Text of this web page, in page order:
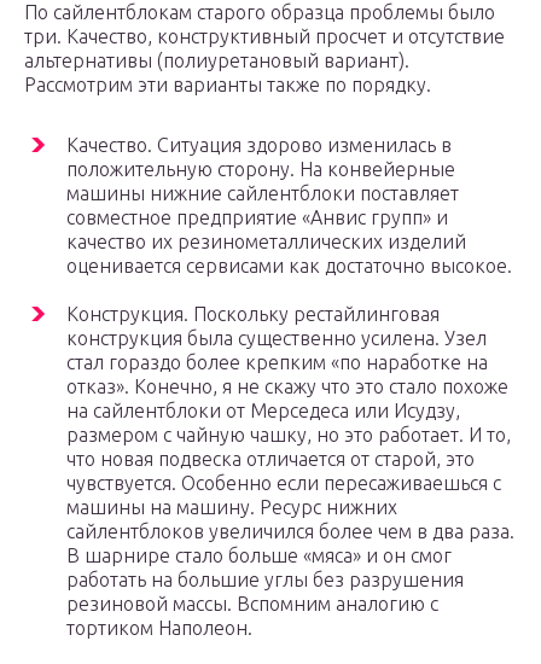
По сайлентблокам старого образца проблемы было
три. Качество, конструктивный просчет и отсутствие
альтернативы (полиуретановый вариант).
Рассмотрим эти варианты также по порядку.
Качество. Ситуация здорово изменилась в
положительную сторону. На конвейерные
машины нижние сайлентблоки поставляет
совместное предприятие «Анвис групп» и
качество их резинометаллических изделий
оценивается сервисами как достаточно высокое.
Конструкция. Поскольку рестайлинговая
конструкция была существенно усилена. Узел
стал гораздо более крепким «по наработке на
отказ». Конечно, я не скажу что это стало похоже
на сайлентблоки от Мерседеса или Исудзу,
размером с чайную чашку, но это работает. И то,
что новая подвеска отличается от старой, это
чувствуется. Особенно если пересаживаешься с
машины на машину. Ресурс нижних
сайлентблоков увеличился более чем в два раза.
В шарнире стало больше «мяса» и он смог
работать на большие углы без разрушения
резиновой массы. Вспомним аналогию с
тортиком Наполеон.